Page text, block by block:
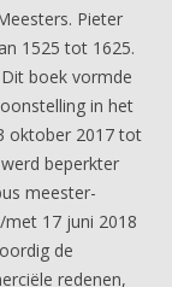
Pieter
1525 tot 1625.
boek vormde
in het
oktober 2017 tot
beperkter
meester-
met 17 juni 2018
de
redenen,